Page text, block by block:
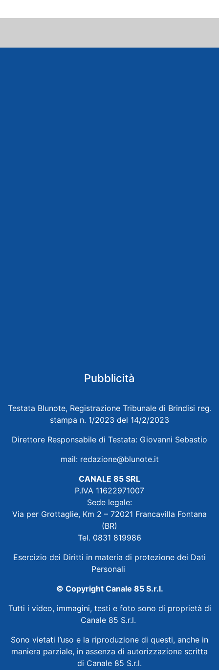
Pubblicità
Testata Blunote, Registrazione Tribunale di Brindisi reg.
stampa n. 1/2023 del 14/2/2023
Direttore Responsabile di Testata: Giovanni Sebastio
mail: redazione@blunote.it
CANALE 85 SRL
P.IVA 11622971007
Sede legale:
Via per Grottaglie, Km 2 – 72021 Francavilla Fontana
(BR)
Tel. 0831 819986
Esercizio dei Diritti in materia di protezione dei Dati
Personali
© Copyright Canale 85 S.r.l.
Tutti i video, immagini, testi e foto sono di proprietà di
Canale 85 S.r.l.
Sono vietati l’uso e la riproduzione di questi, anche in
maniera parziale, in assenza di autorizzazione scritta
di Canale 85 S.r.l.